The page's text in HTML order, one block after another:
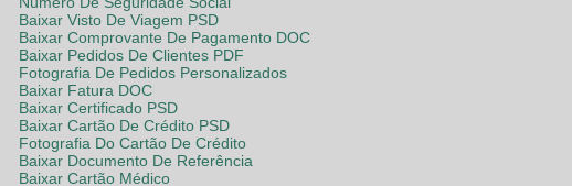
Baixar Visto De Viagem PSD
Baixar Comprovante De Pagamento DOC
Baixar Pedidos De Clientes PDF
Fotografia De Pedidos Personalizados
Baixar Fatura DOC
Baixar Certificado PSD
Baixar Cartão De Crédito PSD
Fotografia Do Cartão De Crédito
Baixar Documento De Referência
Baixar Cartão Médico